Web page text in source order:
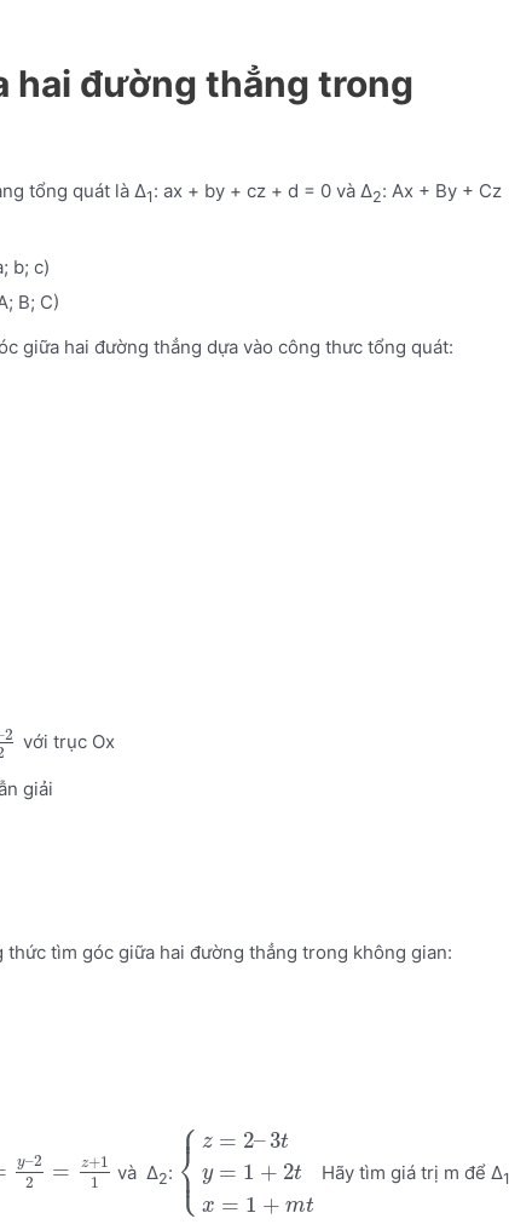
hai đường thẳng trong
tổng quát là Δ1 : ax + by + cz + d = 0 và Δ2: Ax + By + Cz
b; c)
B; C)
giữa hai đường thẳng dựa vào công thưc tổng quát:
2 với trục Ox
giải
tìm góc giữa hai đường thẳng trong không gian:
y–2
2
= z+1
1
và Δ2: ⎧
⎩
⎨⎪
⎪
z = 2–3t
y = 1 + 2t
x = 1 + mt
Hãy tìm giá trị m để Δ1